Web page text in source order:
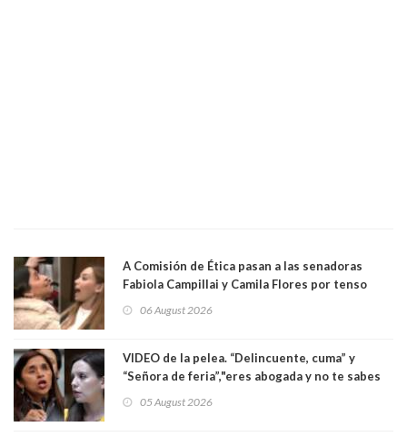
A Comisión de Ética pasan a las senadoras
Fabiola Campillai y Camila Flores por tenso
06 August 2026
VIDEO de la pelea. “Delincuente, cuma” y
“Señora de feria”,"eres abogada y no te sabes
senadoras Camila Flores y Fabiola Campillai en
05 August 2026